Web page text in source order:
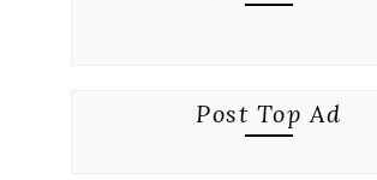
Post Top Ad